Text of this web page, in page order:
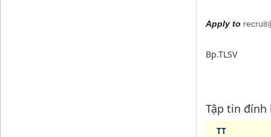
Apply to
Bp.TLSV
Tập tin đính
TT